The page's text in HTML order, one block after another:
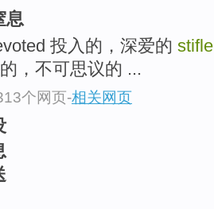
息
投入的，深爱的
，不可思议的 ...
个网页-相关网页